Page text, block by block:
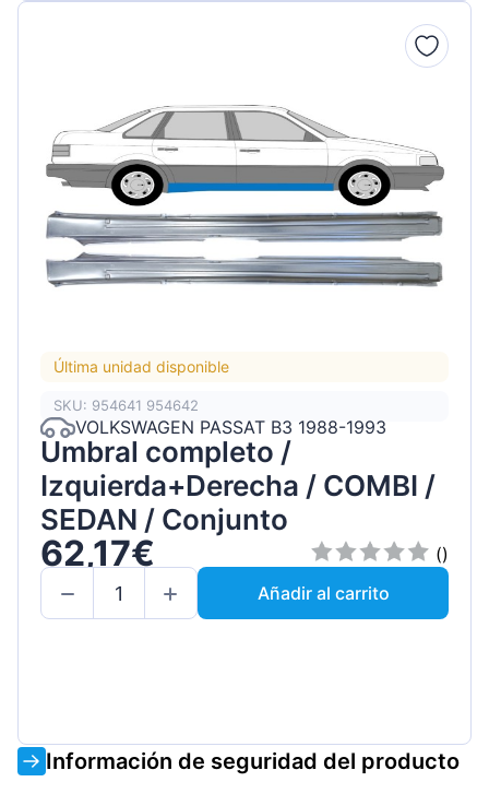
Última unidad disponible
SKU: 954641 954642
VOLKSWAGEN PASSAT B3 1988-1993
Umbral completo /
Izquierda+Derecha / COMBI /
SEDAN / Conjunto
62,17€
()
Añadir al carrito
Información de seguridad del producto